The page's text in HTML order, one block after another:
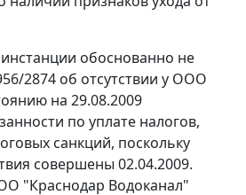
обоснованно не
2874 об отсутствии у ООО
на 29.08.2009
по уплате налогов,
санкций, поскольку
совершены 02.04.2009.
"Краснодар Водоканал"